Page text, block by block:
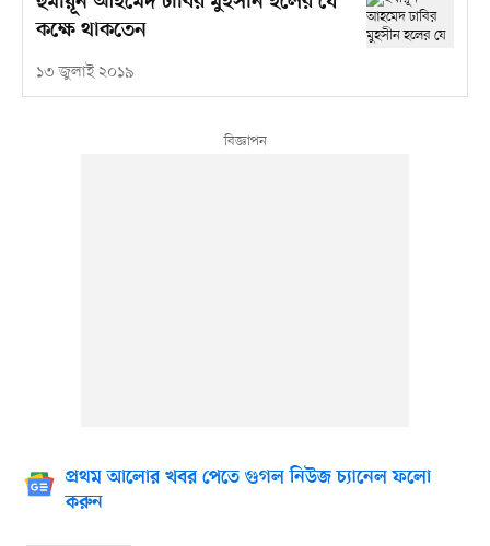
কক্ষে থাকতেন
১৩ জুলাই ২০১৯
প্রথম আলোর খবর পেতে গুগল নিউজ চ্যানেল ফলো
করুন